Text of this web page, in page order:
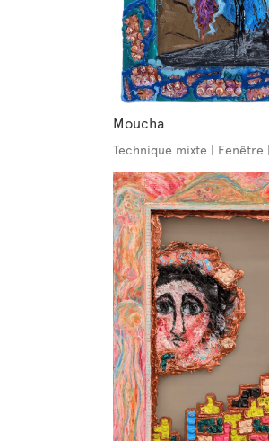
Moucha
Technique mixte | Fenêtre